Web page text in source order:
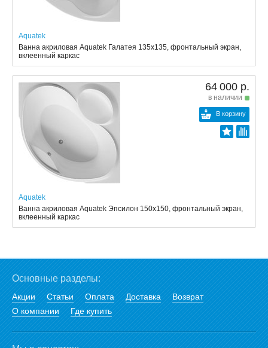
Aquatek
Ванна акриловая Aquatek Галатея 135x135, фронтальный экран,
вклеенный каркас
64 000 р.
в наличии
В корзину
Aquatek
Ванна акриловая Aquatek Эпсилон 150х150, фронтальный экран,
вклеенный каркас
Основные разделы:
Акции Статьи Оплата Доставка
Возврат
О компании
Где купить